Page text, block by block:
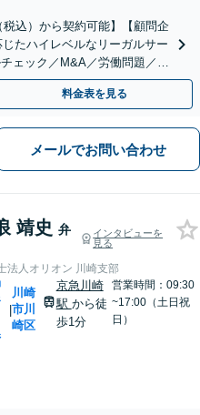
税込）から契約可能】【顧問企
たハイレベルなリーガルサー
ェック／M&A／労働問題／知
可能】
料金表を見る
メールでお問い合わせ
靖史 弁
インタビューを
見る
法人オリオン 川崎支部
|
川崎
市川
崎区
京急川崎
駅 から徒
歩1分
営業時間：09:30
~17:00（土日祝
日）